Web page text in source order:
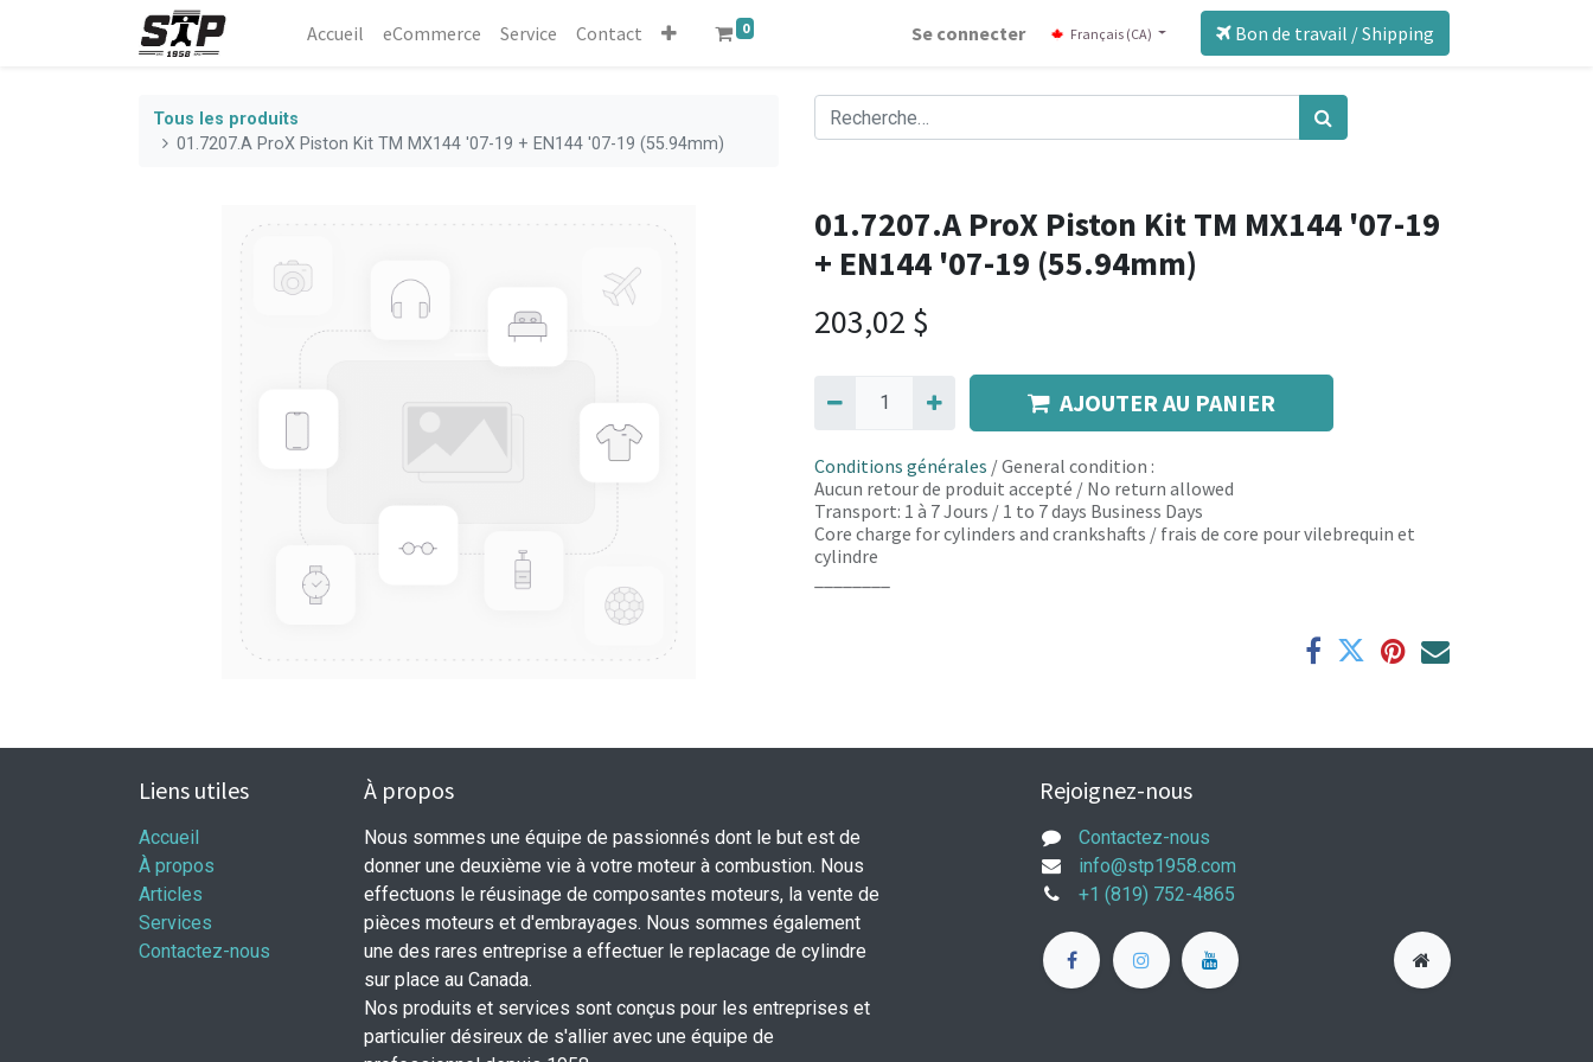
Accueil eCommerce​ Service Contact 0 Se connecter Français (CA) Bon de travail / Shipping
Tous les produits
01.7207.A ProX Piston Kit TM MX144 '07-19 + EN144 '07-19 (55.94mm)
01.7207.A ProX Piston Kit TM MX144 '07-19
+ EN144 '07-19 (55.94mm)
203,02 $
AJOUTER AU PANIER
Conditions générales / General condition :
Aucun retour de produit accepté / No return allowed
Transport: 1 à 7 Jours / 1 to 7 days Business Days
Core charge for cylinders and crankshafts / frais de core pour vilebrequin et
cylindre
Liens utiles
Accueil
À propos
Articles
Services
Contactez-nous
À propos
Nous sommes une équipe de passionnés dont le but est de
donner une deuxième vie à votre moteur à combustion. Nous
effectuons le réusinage de composantes moteurs, la vente de
pièces moteurs et d'embrayages. Nous sommes également
une des rares entreprise a effectuer le replacage de cylindre
sur place au Canada.
Nos produits et services sont conçus pour les entreprises et
particulier désireux de s'allier avec une équipe de
Rejoignez-nous
Contactez-nous
info@stp1958.com
+1 (819) 752-4865